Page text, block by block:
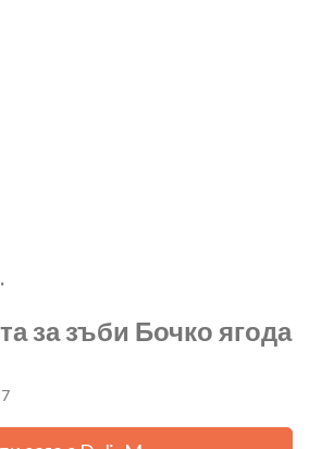
за зъби Бочко ягода